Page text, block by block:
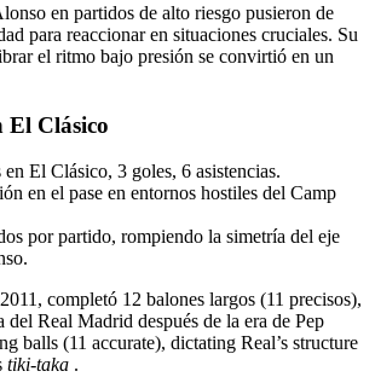
en partidos de alto riesgo pusieron de
para reaccionar en situaciones cruciales. Su
el ritmo bajo presión se convirtió en un
El Clásico
en El Clásico, 3 goles, 6 asistencias.
en el pase en entornos hostiles del Camp
por partido, rompiendo la simetría del eje
completó 12 balones largos (11 precisos),
del Real Madrid después de la era de Pep
balls (11 accurate), dictating Real’s structure
tiki-taka .